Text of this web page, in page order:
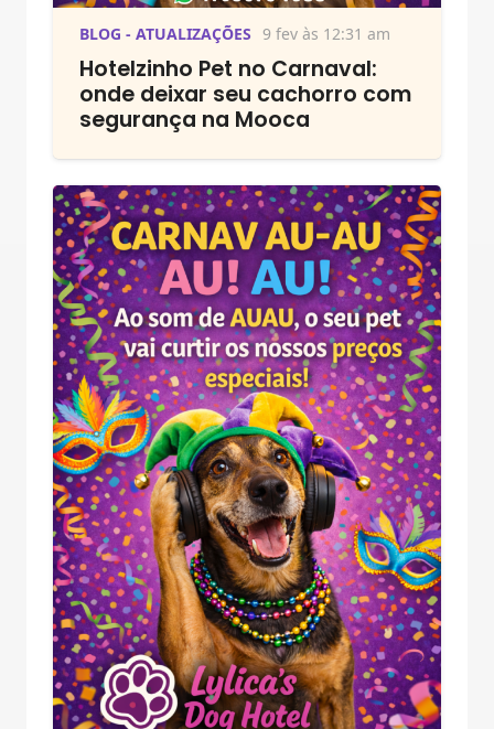
BLOG - ATUALIZAÇÕES 9 fev às 12:31 am
Hotelzinho Pet no Carnaval:
onde deixar seu cachorro com
segurança na Mooca